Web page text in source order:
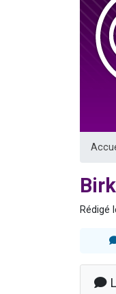
Rédigé